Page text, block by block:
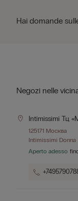
Hai domande
Negozi nelle
Intimissimi Тц
125171 Москва
Intimissimi Donna
Aperto adesso